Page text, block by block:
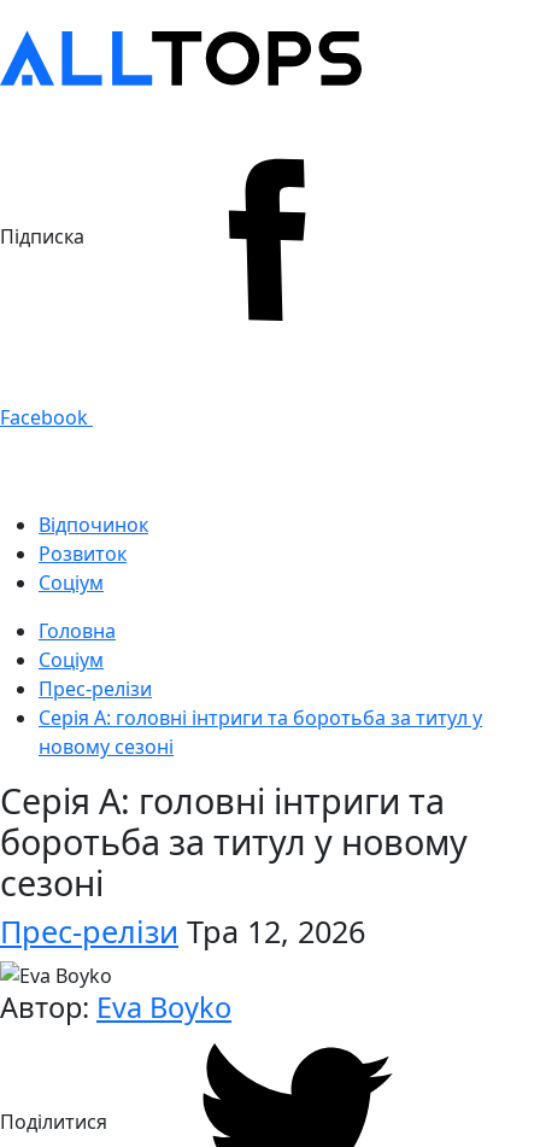
Підписка
Facebook
Відпочинок
Розвиток
Соціум
Головна
Соціум
Прес-релізи
Серія A: головні інтриги та боротьба за титул у
новому сезоні
Серія A: головні інтриги та
боротьба за титул у новому
сезоні
Прес-релізи Тра 12, 2026
Автор: Eva Boyko
Поділитися